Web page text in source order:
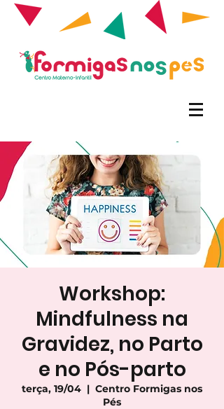
Workshop:
Mindfulness na
Gravidez, no Parto
e no Pós-parto
terça, 19/04
  |
Centro Formigas nos
Pés